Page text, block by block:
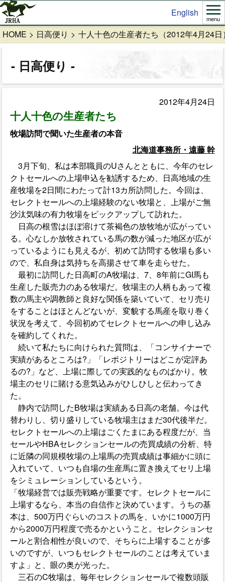
English
menu
HOME 日高便り 十人十色の生産者たち（2012年4月24日
日高便り
2012年4月24日
十人十色の生産者たち
牧場訪問で聞いた生産者の本音
北海道事務所・遠藤 幹
3月下旬、私は本部職員のUさんとともに、今年のセレ
クトセールへの上場申込を勧誘するため、日高地域の生
産牧場を2日間にわたって計13カ所訪問した。今回は、
セレクトセールへの上場経験のない牧場と、上場がご無
沙汰気味の有力牧場をピックアップして訪れた。
日高の根雪はほぼ溶けて茶褐色の放牧地が広がってい
る。心なしか放牧されている馬の数が減った地区が広が
っているようにも見えるが、初めて訪問する牧場も多い
ので、私自身は気持ちを高揚させて車を走らせた。
最初に訪問した日高町のA牧場は、7、8年前にGI馬も
生産した販売力のある牧場だ。牧場主の人柄もあって複
数の馬主や調教師と良好な関係を築いていて、セリ売り
をすることはほとんどないが、変貌する馬産を取り巻く
状況を考えて、今回初めてセレクトセールへの申し込み
を確約してくれた。
続いて私たちに向けられた質問は、「コンサイナーで
実績があるところは?」「レポジトリーはどこが定評あ
るの?」など、上場に際しての実践的なものばかり。牧
場主のセリに賭ける意気込みがひしひしと伝わってき
た。
静内で訪問したB牧場は実績ある日高の老舗。今は代
替わりし、切り盛りしている牧場主はまだ30代後半だ。
セレクトセールへの上場はごくたまにある程度だが、当
セールやHBAセレクションセールの売買成績の分析、特
に近隣の同規模牧場の上場馬の売買成績は事細かに頭に
入れていて、いつも自場の生産馬に置き換えてセリ上場
をシミュレーションしているという。
「牧場経営では販売戦略が重要です。セレクトセールに
上場するなら、本当の自信作と決めています。うちの基
本は、500万円ぐらいのコストの馬を、いかに1000万円
から2000万円程度で売るかということ。セレクションセ
ールと割合相性が良いので、そちらに上場することが多
いのですが、いつもセレクトセールのことは考えていま
すよ」と、眼の奥が光った。
三石のC牧場は、毎年セレクションセールで複数頭販